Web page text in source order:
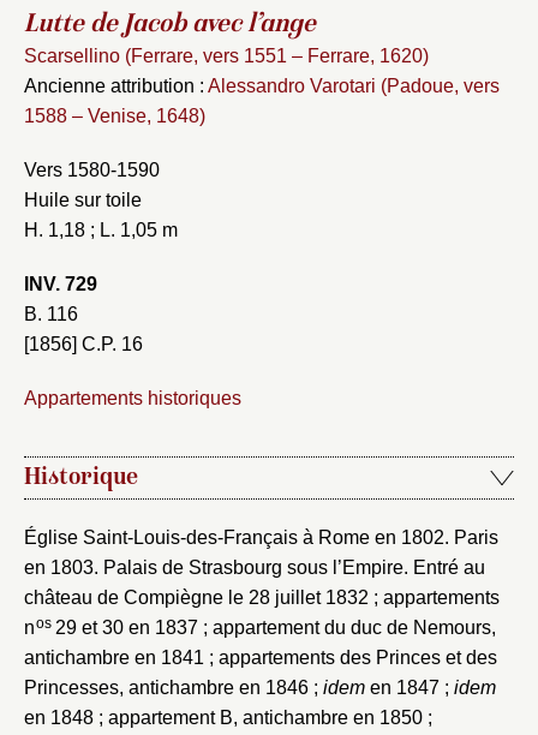
Lutte de Jacob avec l’ange
Scarsellino (Ferrare, vers 1551 – Ferrare, 1620)
Ancienne attribution : Alessandro Varotari (Padoue, vers
1588 – Venise, 1648)
Vers 1580-1590
Huile sur toile
H. 1,18 ; L. 1,05 m
INV. 729
B. 116
[1856] C.P. 16
Appartements historiques
Historique
Église Saint-Louis-des-Français à Rome en 1802. Paris
en 1803. Palais de Strasbourg sous l’Empire. Entré au
château de Compiègne le 28 juillet 1832 ; appartements
nos29 et 30 en 1837 ; appartement du duc de Nemours,
antichambre en 1841 ; appartements des Princes et des
Princesses, antichambre en 1846 ; idem en 1847 ; idem
en 1848 ; appartement B, antichambre en 1850 ;